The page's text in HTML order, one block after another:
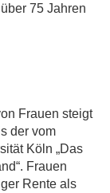
75 Jahren
Frauen steigt
der vom
Köln „Das
Frauen
Rente als